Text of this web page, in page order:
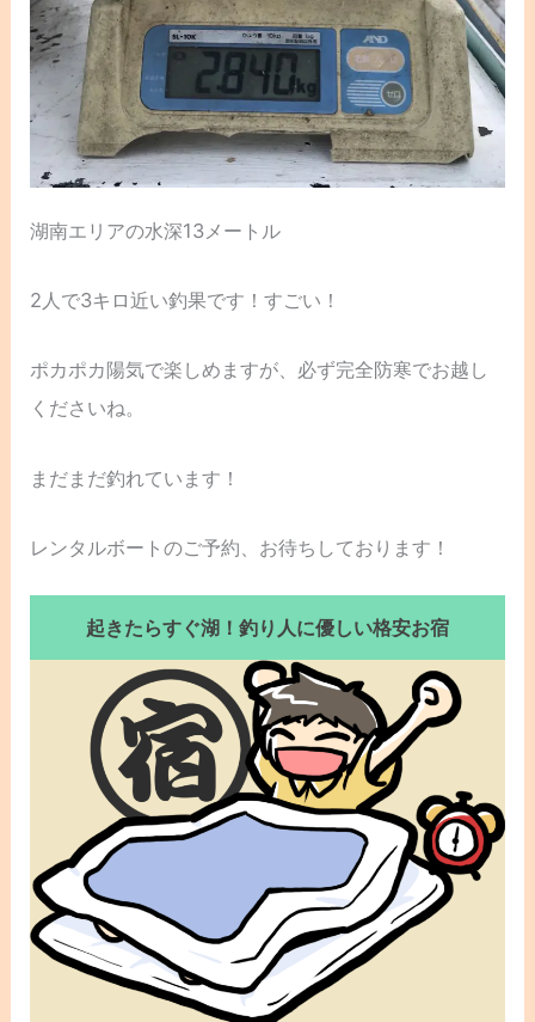
湖南エリアの水深13メートル
2人で3キロ近い釣果です！すごい！
ポカポカ陽気で楽しめますが、必ず完全防寒でお越し
くださいね。
まだまだ釣れています！
レンタルボートのご予約、お待ちしております！
起きたらすぐ湖！釣り人に優しい格安お宿